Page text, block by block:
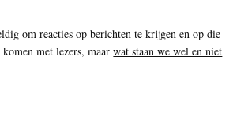
om reacties op berichten te krijgen en op die
met lezers, maarwat staan we wel en niet